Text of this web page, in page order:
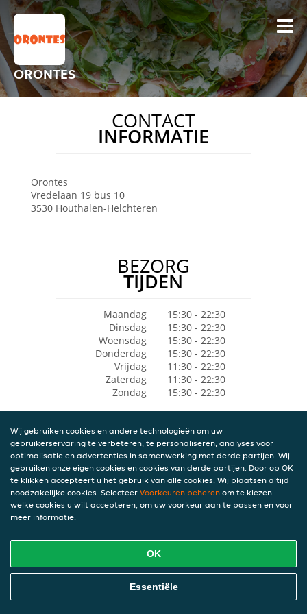
ORONTES
CONTACT
INFORMATIE
Orontes
Vredelaan 19 bus 10
3530 Houthalen-Helchteren
BEZORG
TIJDEN
Maandag
15:30 - 22:30
Dinsdag
15:30 - 22:30
Woensdag
15:30 - 22:30
Donderdag
15:30 - 22:30
Vrijdag
11:30 - 22:30
Zaterdag
11:30 - 22:30
Zondag
15:30 - 22:30
Wij gebruiken cookies en andere technologieën om uw
gebruikerservaring te verbeteren, te personaliseren, analyses voor
optimalisatie en advertenties in samenwerking met derde partijen. Wij
gebruiken onze eigen cookies en cookies van derde partijen. Door op OK
te klikken accepteert u het gebruik van alle cookies. Wij plaatsen altijd
noodzakelijke cookies. Selecteer Voorkeuren beheren om te kiezen
welke cookies u wilt accepteren, om uw voorkeur aan te passen en voor
meer informatie.
OK
Essentiële